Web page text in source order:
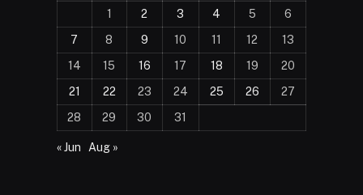
1
2 3 4 5
6
7
8 9 10 11 12
13
14
15 16 17 18 19
20
21
22 23 24 25 26
27
28
29 30 31
« Jun Aug »